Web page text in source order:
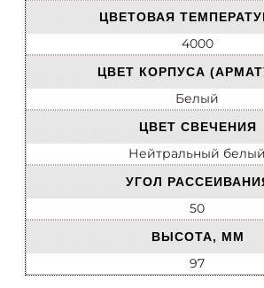
ЦВЕТОВАЯ
4000
ЦВЕТ КОРПУСА
Белый
ЦВЕТ СВЕЧЕНИЯ
Нейтральный белый
УГОЛ
50
ВЫСОТА, ММ
97